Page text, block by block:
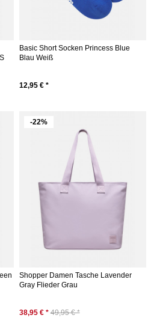
Basic Short Socken Princess Blue
Blau Weiß
12,95 € *
-22%
Shopper Damen Tasche Lavender
Gray Flieder Grau
38,95 € * 49,95 € *